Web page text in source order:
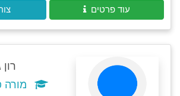
עוד פרטים
מורה